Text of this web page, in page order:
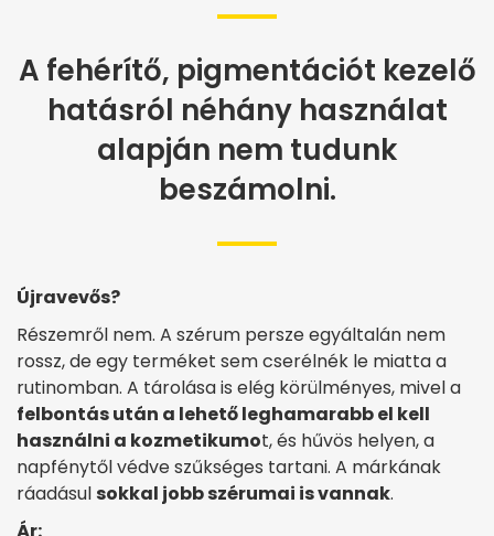
A fehérítő, pigmentációt kezelő
hatásról néhány használat
alapján nem tudunk
beszámolni.
Újravevős?
Részemről nem. A szérum persze egyáltalán nem
rossz, de egy terméket sem cserélnék le miatta a
rutinomban. A tárolása is elég körülményes, mivel a
felbontás után a lehető leghamarabb el kell
használni a kozmetikumot, és hűvös helyen, a
napfénytől védve szűkséges tartani. A márkának
ráadásul sokkal jobb szérumai is vannak.